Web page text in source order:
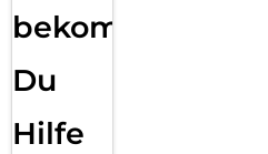
bekommst
Du
Hilfe